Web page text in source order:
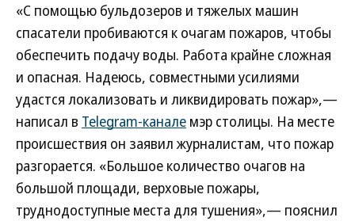
«С помощью бульдозеров и тяжелых машин
спасатели пробиваются к очагам пожаров, чтобы
обеспечить подачу воды. Работа крайне сложная
и опасная. Надеюсь, совместными усилиями
удастся локализовать и ликвидировать пожар»,—
написал в Telegram-канале мэр столицы. На месте
происшествия он заявил журналистам, что пожар
разгорается. «Большое количество очагов на
большой площади, верховые пожары,
труднодоступные места для тушения»,— пояснил